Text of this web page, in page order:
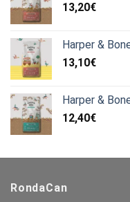
13,20€
Harper &
13,10€
Harper &
12,40€
RondaCan